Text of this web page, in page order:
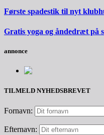
Første spadestik til nyt
Gratis yoga og åndedræt på
annonce
TILMELD NYHEDSBREVET
Fornavn:
Efternavn: